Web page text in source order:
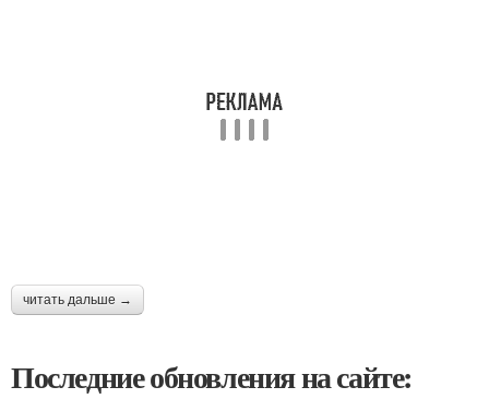
читать дальше →
Последние обновления на сайте: